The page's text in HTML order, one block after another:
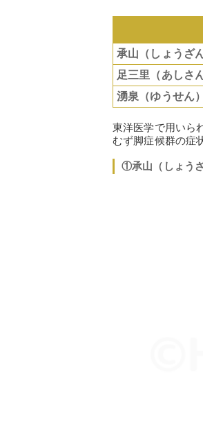
承山（しょうざん
足三里（あしさ
湧泉（ゆうせん）
東洋医学で用いら
むず脚症候群の症
①承山（しょうざ